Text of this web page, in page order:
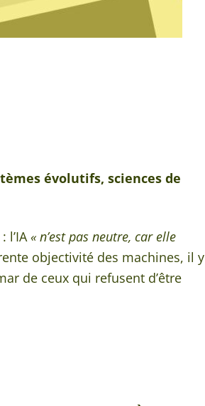
évolutifs, sciences de
l’IA« n’est pas neutre, car elle
objectivité des machines, il y
de ceux qui refusent d’être